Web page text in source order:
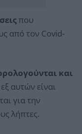
που
από τον Covid-
και
αυτών είναι
για την
λήπτες.